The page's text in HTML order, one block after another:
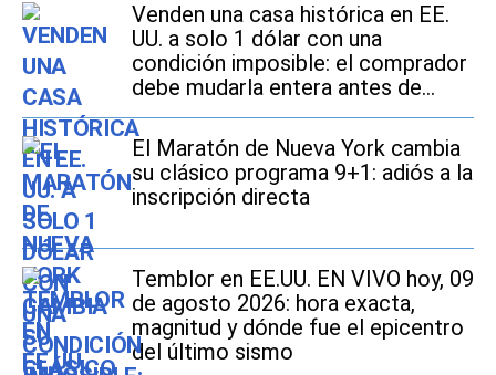
Venden una casa histórica en EE.
UU. a solo 1 dólar con una
condición imposible: el comprador
debe mudarla entera antes de
2027
El Maratón de Nueva York cambia
su clásico programa 9+1: adiós a la
inscripción directa
Temblor en EE.UU. EN VIVO hoy, 09
de agosto 2026: hora exacta,
magnitud y dónde fue el epicentro
del último sismo